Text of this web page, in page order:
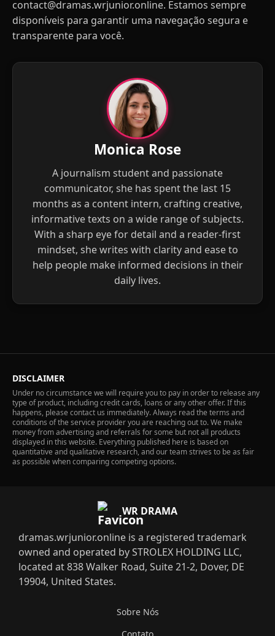
contact@dramas.wrjunior.online. Estamos sempre
disponíveis para garantir uma navegação segura e
transparente para você.
Monica Rose
A journalism student and passionate
communicator, she has spent the last 15
months as a content intern, crafting creative,
informative texts on a wide range of subjects.
With a sharp eye for detail and a reader-first
mindset, she writes with clarity and ease to
help people make informed decisions in their
daily lives.
DISCLAIMER
Under no circumstance we will require you to pay in order to release any
type of product, including credit cards, loans or any other offer. If this
happens, please contact us immediately. Always read the terms and
conditions of the service provider you are reaching out to. We make
money from advertising and referrals for some but not all products
displayed in this website. Everything published here is based on
quantitative and qualitative research, and our team strives to be as fair
as possible when comparing competing options.
WR DRAMA
dramas.wrjunior.online is a registered trademark
owned and operated by STROLEX HOLDING LLC,
located at 838 Walker Road, Suite 21-2, Dover, DE
19904, United States.
Sobre Nós